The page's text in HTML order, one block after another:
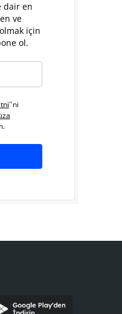
dair en
ve
için
ol.
''ni